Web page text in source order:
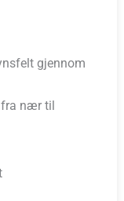
gjennom
fra nær til